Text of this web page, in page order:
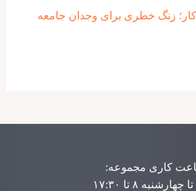
زنگ خطری برای وجدان جامعه
کاری مجموعه:
۸ تا ۱۷:۳۰